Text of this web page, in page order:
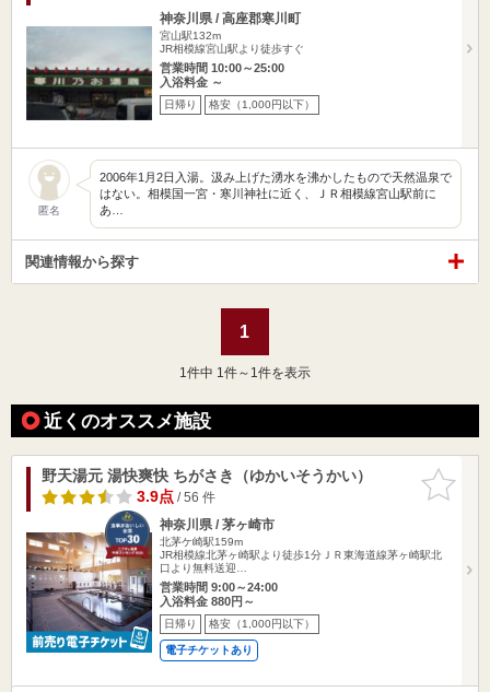
神奈川県 / 高座郡寒川町
宮山駅132m
JR相模線宮山駅より徒歩すぐ
営業時間 10:00～25:00
入浴料金 ～
日帰り 格安（1,000円以下）
匿名
2006年1月2日入湯。汲み上げた湧水を沸かしたもので天然温泉で
はない。相模国一宮・寒川神社に近く、ＪＲ相模線宮山駅前に
あ…
関連情報から探す
1
1 件中 1件～1件を表示
近くのオススメ施設
お気に入
りに追加
野天湯元 湯快爽快 ちがさき（ゆかいそうかい）
3.9点/ 56 件
神奈川県 / 茅ヶ崎市
北茅ケ崎駅159m
JR相模線北茅ヶ崎駅より徒歩1分ＪＲ東海道線茅ヶ崎駅北
口より無料送迎…
営業時間 9:00～24:00
入浴料金 880円～
日帰り 格安（1,000円以下）
電子チケットあり